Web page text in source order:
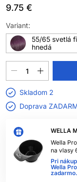
9.75 €
WELLA
Wella
na vlasy
Pri
Wella
zadarmo.
Variant:
55/65 svetlá
hnedá
Skladom 2
Doprava